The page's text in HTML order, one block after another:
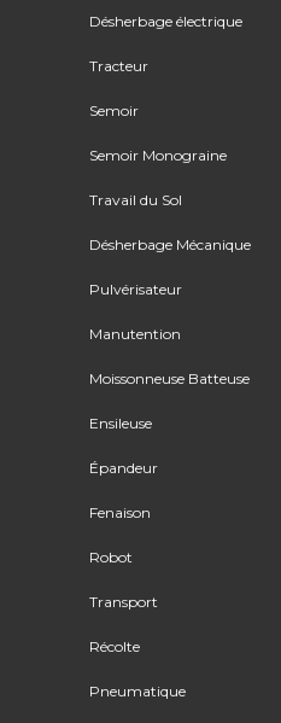
Désherbage électrique
Tracteur
Semoir
Semoir Monograine
Travail du Sol
Désherbage Mécanique
Pulvérisateur
Manutention
Moissonneuse Batteuse
Ensileuse
Épandeur
Fenaison
Robot
Transport
Récolte
Pneumatique